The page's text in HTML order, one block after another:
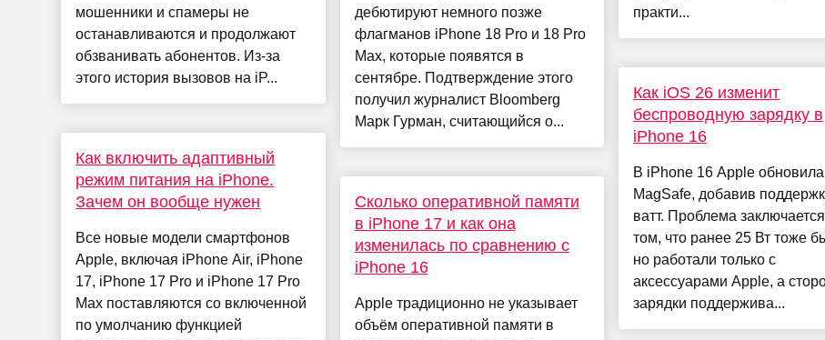
мошенники и спамеры не
останавливаются и продолжают
обзванивать абонентов. Из-за
этого история вызовов на iP...
Как включить адаптивный
режим питания на iPhone.
Зачем он вообще нужен
Все новые модели смартфонов
Apple, включая iPhone Air, iPhone
17, iPhone 17 Pro и iPhone 17 Pro
Max поставляются со включенной
по умолчанию функцией
дебютируют немного позже
флагманов iPhone 18 Pro и 18 Pro
Max, которые появятся в
сентябре. Подтверждение этого
получил журналист Bloomberg
Марк Гурман, считающийся о...
Сколько оперативной памяти
в iPhone 17 и как она
изменилась по сравнению с
iPhone 16
Apple традиционно не указывает
объём оперативной памяти в
практи...
Как iOS 26 изменит
беспроводную зарядку в
iPhone 16
В iPhone 16 Apple обновила
MagSafe, добавив
ватт. Проблема
том, что ранее 25 Вт тоже
но работали только с
аксессуарами Apple, а
зарядки поддержива...